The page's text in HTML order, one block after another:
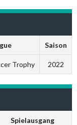
Saison
Trophy 2022
Spielausgang